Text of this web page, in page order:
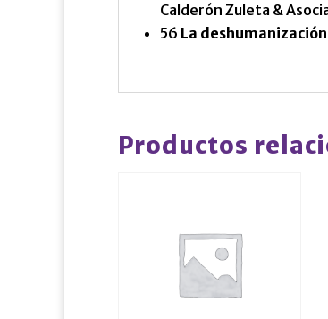
Calderón Zuleta &
56 La
Productos